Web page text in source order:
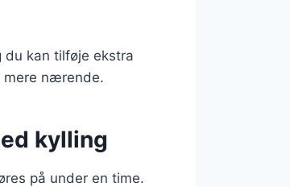
du kan tilføje ekstra
mere nærende.
kylling
på under en time.